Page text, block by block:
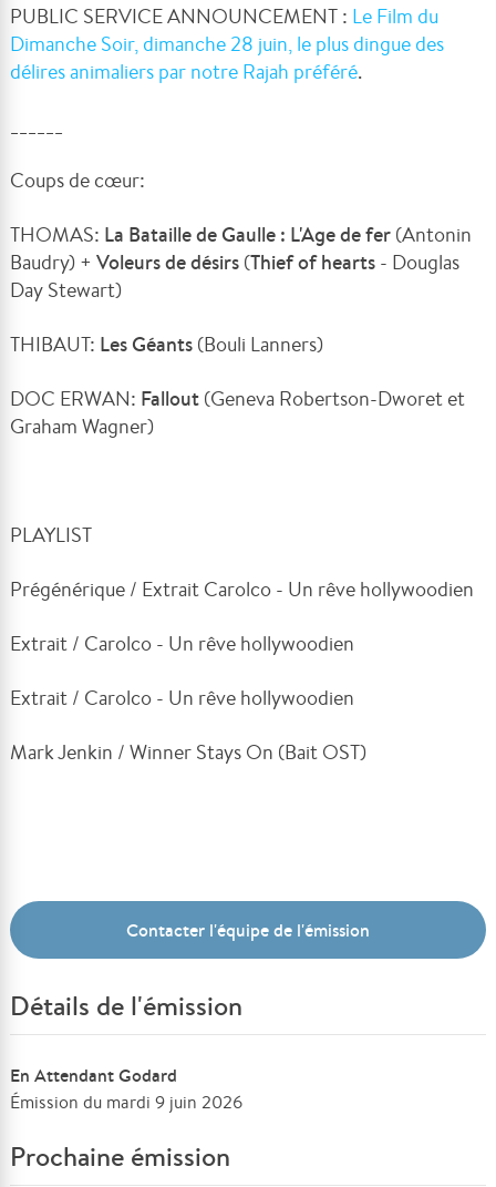
PUBLIC SERVICE ANNOUNCEMENT : Le Film du
Dimanche Soir, dimanche 28 juin, le plus dingue des
délires animaliers par notre Rajah préféré.
Coups de cœur:
THOMAS: La Bataille de Gaulle : L'Age de fer (Antonin
Baudry) +Voleurs de désirs (Thief of hearts - Douglas
Day Stewart)
THIBAUT: Les Géants (Bouli Lanners)
DOC ERWAN: Fallout (Geneva Robertson-Dworet et
Graham Wagner)
PLAYLIST
Prégénérique / Extrait Carolco - Un rêve hollywoodien
Extrait / Carolco - Un rêve hollywoodien
Extrait / Carolco - Un rêve hollywoodien
Mark Jenkin / Winner Stays On (Bait OST)
Contacter l'équipe de l'émission
Détails de l'émission
En Attendant Godard
Émission du mardi 9 juin 2026
Prochaine émission